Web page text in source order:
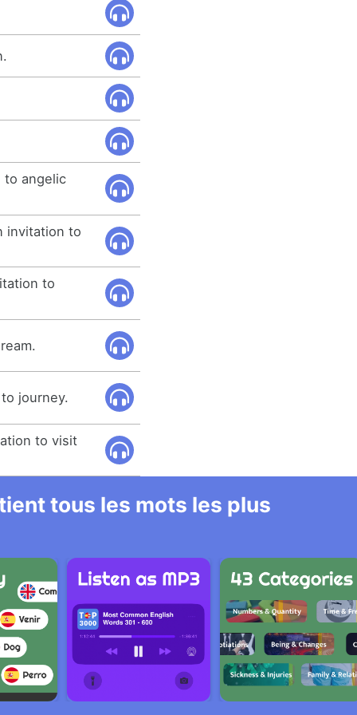
to angelic
invitation to
to
journey.
to visit
tous les mots les plus